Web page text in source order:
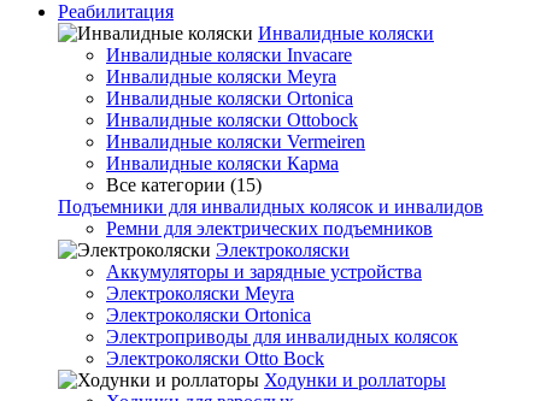
Реабилитация
Инвалидные коляски
Инвалидные коляски Invacare
Инвалидные коляски Meyra
Инвалидные коляски Ortonica
Инвалидные коляски Ottobock
Инвалидные коляски Vermeiren
Инвалидные коляски Карма
Все категории (15)
Подъемники для инвалидных колясок и инвалидов
Ремни для электрических подъемников
Электроколяски
Аккумуляторы и зарядные устройства
Электроколяски Meyra
Электроколяски Ortonica
Электроприводы для инвалидных колясок
Электроколяски Otto Bock
Ходунки и роллаторы